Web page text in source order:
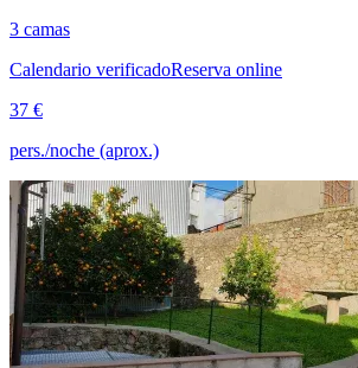
3 camas
Calendario verificadoReserva online
37 €
pers./noche (aprox.)